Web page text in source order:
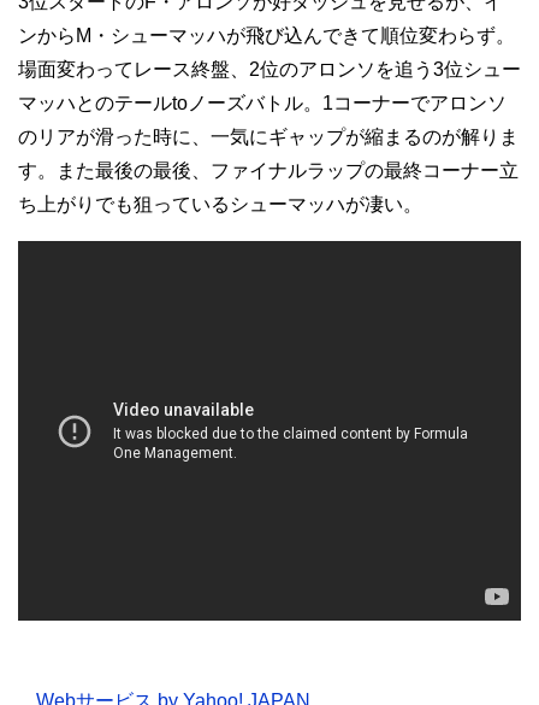
ンからM・シューマッハが飛び込んできて順位変わらず。
場面変わってレース終盤、2位のアロンソを追う3位シュー
マッハとのテールtoノーズバトル。1コーナーでアロンソ
のリアが滑った時に、一気にギャップが縮まるのが解りま
す。また最後の最後、ファイナルラップの最終コーナー立
ち上がりでも狙っているシューマッハが凄い。